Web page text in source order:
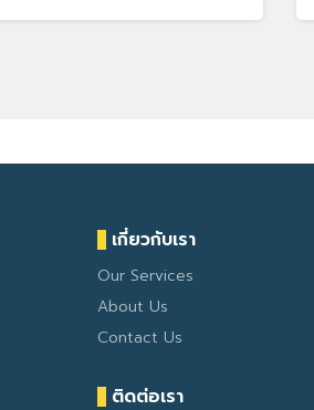
เกี่ยวกับเรา
Our Services
About Us
Contact Us
ติดต่อเรา